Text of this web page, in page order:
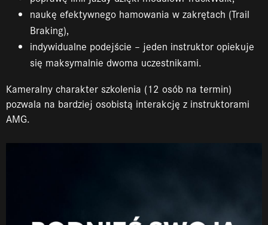
naukę efektywnego hamowania w zakrętach (Trail
Braking),
indywidualne podejście – jeden instruktor opiekuje
się maksymalnie dwoma uczestnikami.
Kameralny charakter szkolenia (12 osób na termin)
pozwala na bardziej osobistą interakcję z instruktorami
AMG.